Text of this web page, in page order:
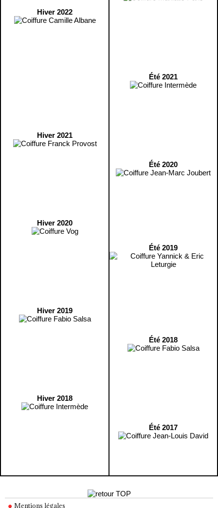
Hiver 2022
Hiver 2021
Hiver 2020
Hiver 2019
Hiver 2018
Été 2021
Été 2020
Été 2019
Été 2018
Été 2017
Mentions légales